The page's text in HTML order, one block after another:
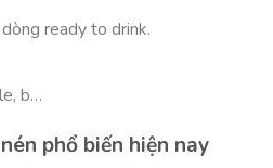
ready to drink.
b…
phổ biến hiện nay